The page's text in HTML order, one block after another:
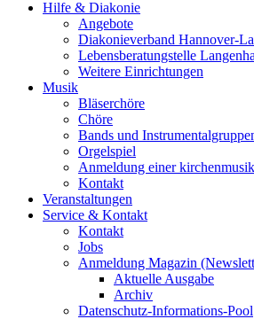
Hilfe & Diakonie
Angebote
Diakonieverband Hannover-
Lebensberatungstelle
Weitere Einrichtungen
Musik
Bläserchöre
Chöre
Bands und
Orgelspiel
Anmeldung einer
Kontakt
Veranstaltungen
Service & Kontakt
Kontakt
Jobs
Anmeldung Magazin
Aktuelle Ausgabe
Archiv
Datenschutz-Informations-Pool